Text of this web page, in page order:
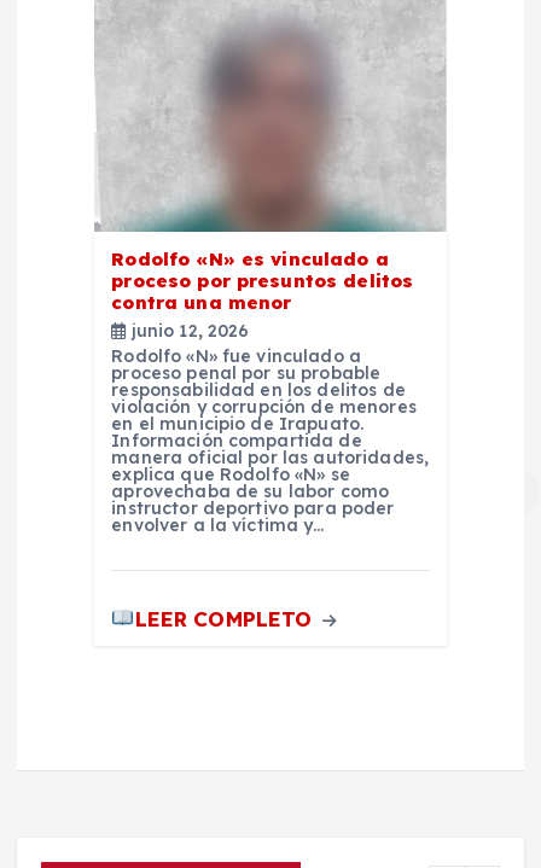
Rodolfo «N» es vinculado a
proceso por presuntos delitos
contra una menor
junio 12, 2026
Rodolfo «N» fue vinculado a
proceso penal por su probable
responsabilidad en los delitos de
violación y corrupción de menores
en el municipio de Irapuato.
Información compartida de
manera oficial por las autoridades,
explica que Rodolfo «N» se
aprovechaba de su labor como
instructor deportivo para poder
envolver a la víctima y…
LEER COMPLETO